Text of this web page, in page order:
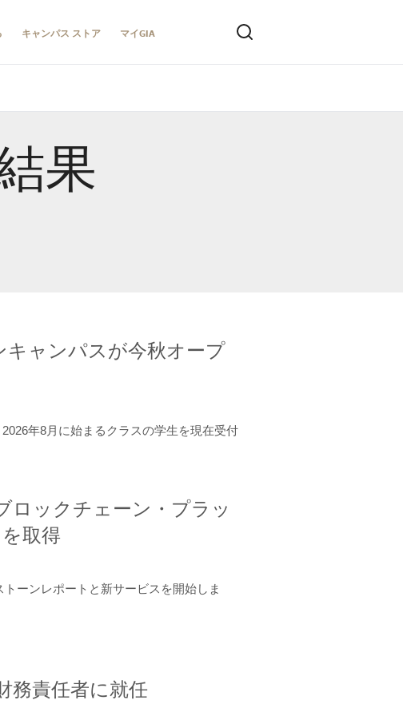
キャンパス ストア マイGIA
果
キャンパスが今秋オープ
年8月に始まるクラスの学生を現在受付
ロックチェーン・プラッ
取得
ーンレポートと新サービスを開始しま
務責任者に就任